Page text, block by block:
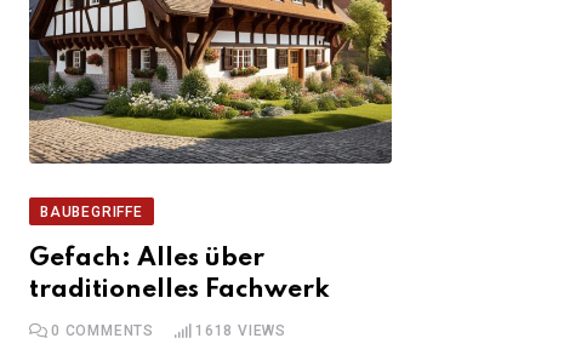
BAUBEGRIFFE
Gefach: Alles über
traditionelles Fachwerk
0 COMMENTS 1618 VIEWS